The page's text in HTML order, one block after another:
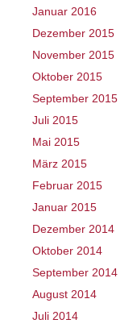
Januar 2016
Dezember 2015
November 2015
Oktober 2015
September 2015
Juli 2015
Mai 2015
März 2015
Februar 2015
Januar 2015
Dezember 2014
Oktober 2014
September 2014
August 2014
Juli 2014